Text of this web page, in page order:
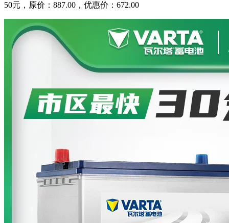
50元，原价：887.00，优惠价：672.00